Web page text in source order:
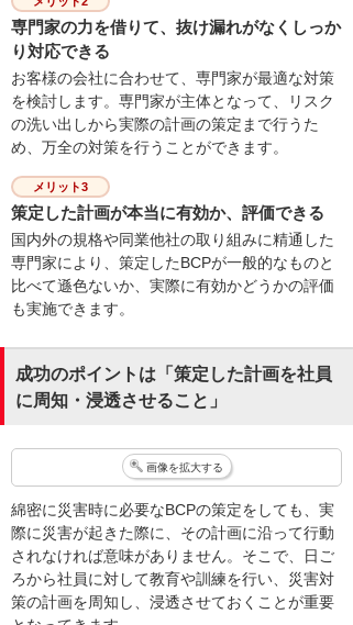
専門家の力を借りて、抜け漏れがなくしっか
り対応できる
お客様の会社に合わせて、専門家が最適な対策
を検討します。専門家が主体となって、リスク
の洗い出しから実際の計画の策定まで行うた
め、万全の対策を行うことができます。
メリット3
策定した計画が本当に有効か、評価できる
国内外の規格や同業他社の取り組みに精通した
専門家により、策定したBCPが一般的なものと
比べて遜色ないか、実際に有効かどうかの評価
も実施できます。
成功のポイントは「策定した計画を社員
に周知・浸透させること」
画像を拡大する
綿密に災害時に必要なBCPの策定をしても、実
際に災害が起きた際に、その計画に沿って行動
されなければ意味がありません。そこで、日ご
ろから社員に対して教育や訓練を行い、災害対
策の計画を周知し、浸透させておくことが重要